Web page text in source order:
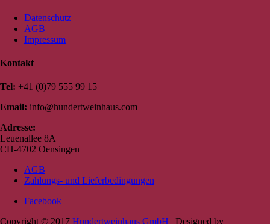
Datenschutz
AGB
Impressum
Kontakt
Tel: +41 (0)79 555 99 15
Email: info@hundertweinhaus.com
Adresse:
Leuenallee 8A
CH-4702 Oensingen
AGB
Zahlungs- und Lieferbedingungen
Facebook
Copyright © 2017 Hundertweinhaus GmbH | Designed by